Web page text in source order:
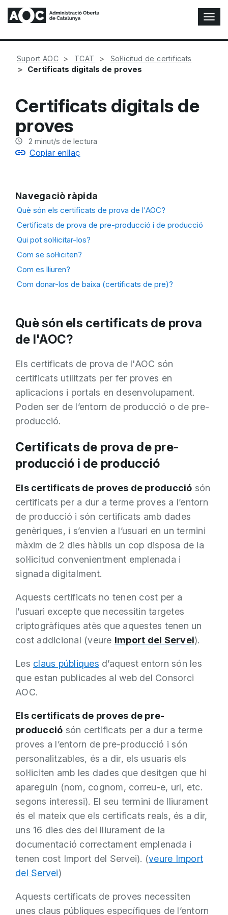
A
l
t
Suport AOC TCAT Sol·licitud de certificats
Certificats digitals de proves
Certificats digitals de
proves
2 minut/s de lectura
Copiar enllaç
Què són els certificats de prova
de l'AOC?
Els certificats de prova de l'AOC són
certificats utilitzats per fer proves en
aplicacions i portals en desenvolupament.
Poden ser de l’entorn de producció o de pre-
producció.
Certificats de prova de pre-
producció i de producció
Els certificats de proves de producció són
certificats per a dur a terme proves a l’entorn
de producció i són certificats amb dades
genèriques, i s’envien a l’usuari en un termini
màxim de 2 dies hàbils un cop disposa de la
sol·licitud convenientment emplenada i
signada digitalment.
Aquests certificats no tenen cost per a
l’usuari excepte que necessitin targetes
criptogràfiques atès que aquestes tenen un
cost addicional (veure Import del Servei).
Les claus públiques d’aquest entorn són les
que estan publicades al web del Consorci
AOC.
Els certificats de proves de pre-
producció són certificats per a dur a terme
proves a l’entorn de pre-producció i són
personalitzables, és a dir, els usuaris els
sol·liciten amb les dades que desitgen que hi
apareguin (nom, cognom, correu-e, url, etc.
segons interessi). El seu termini de lliurament
és el mateix que els certificats reals, és a dir,
uns 16 dies des del lliurament de la
documentació correctament emplenada i
tenen cost Import del Servei). (veure Import
del Servei)
Aquests certificats de proves necessiten
unes claus públiques específiques de l’entorn
Navegaciò ràpida
Què són els certificats de prova de l'AOC?
Certificats de prova de pre-producció i de producció
Qui pot sol·licitar-los?
Com se sol·liciten?
Com es lliuren?
Com donar-los de baixa (certificats de pre)?